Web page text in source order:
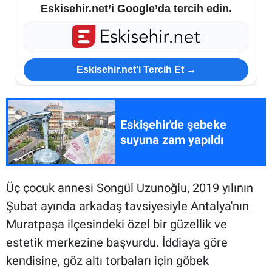
Eskisehir.net’i Google’da tercih edin.
Eskisehir.net’i Tercih Et →
Eskişehir'de şebeke
suyuna zam yapıldı
Üç çocuk annesi Songül Uzunoğlu, 2019 yılının
Şubat ayında arkadaş tavsiyesiyle Antalya'nın
Muratpaşa ilçesindeki özel bir güzellik ve
estetik merkezine başvurdu. İddiaya göre
kendisine, göz altı torbaları için göbek